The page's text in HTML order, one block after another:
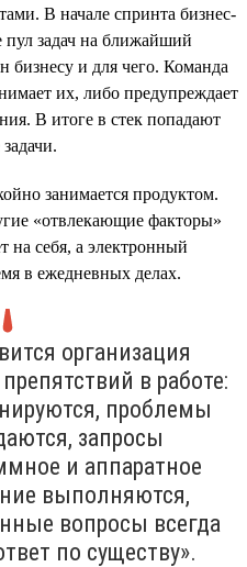
В начале спринта бизнес-
пул задач на ближайший
бизнесу и для чего. Команда
их, либо предупреждает
В итоге в стек попадают
занимается продуктом.
«отвлекающие факторы»
на себя, а электронный
в ежедневных делах.
организация
в работе:
проблемы
запросы
и аппаратное
выполняются,
вопросы всегда
по существу».